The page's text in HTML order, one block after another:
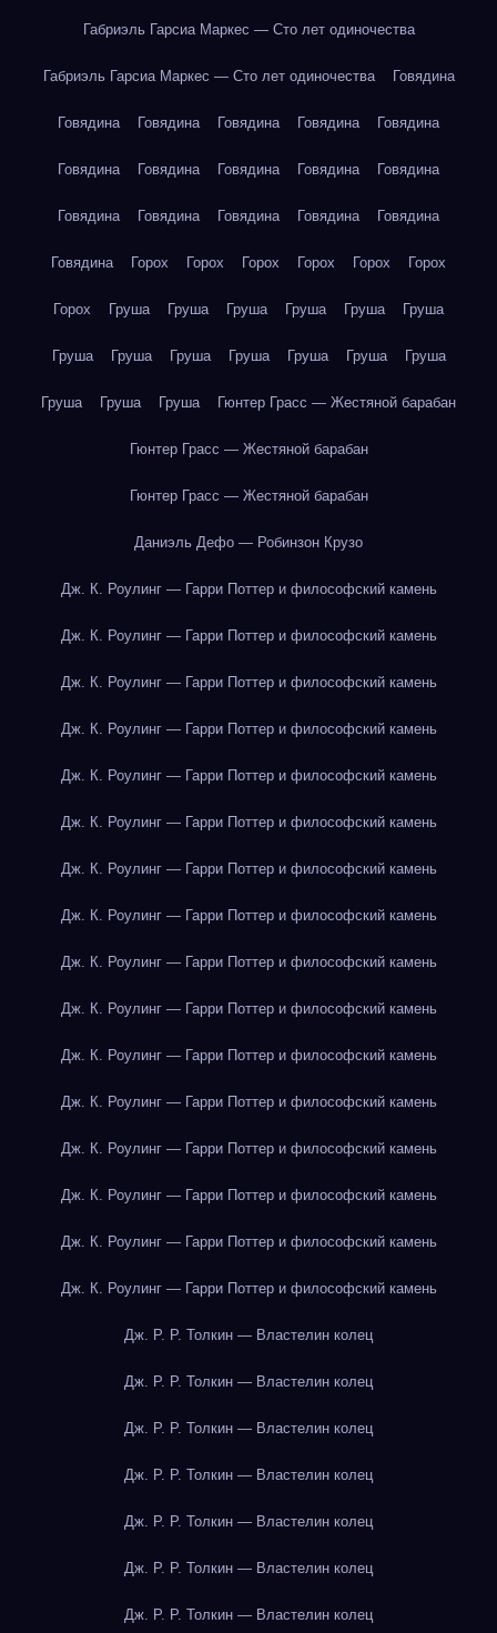
Габриэль Гарсиа Маркес — Сто лет одиночества
Габриэль Гарсиа Маркес — Сто лет одиночества Говядина
Говядина Говядина Говядина Говядина Говядина
Говядина Говядина Говядина Говядина Говядина
Говядина Говядина Говядина Говядина Говядина
Говядина Горох Горох Горох Горох Горох Горох
Горох Груша Груша Груша Груша Груша Груша
Груша Груша Груша Груша Груша Груша Груша
Груша Груша Груша Гюнтер Грасс — Жестяной барабан
Гюнтер Грасс — Жестяной барабан
Гюнтер Грасс — Жестяной барабан
Даниэль Дефо — Робинзон Крузо
Дж. К. Роулинг — Гарри Поттер и философский камень
Дж. К. Роулинг — Гарри Поттер и философский камень
Дж. К. Роулинг — Гарри Поттер и философский камень
Дж. К. Роулинг — Гарри Поттер и философский камень
Дж. К. Роулинг — Гарри Поттер и философский камень
Дж. К. Роулинг — Гарри Поттер и философский камень
Дж. К. Роулинг — Гарри Поттер и философский камень
Дж. К. Роулинг — Гарри Поттер и философский камень
Дж. К. Роулинг — Гарри Поттер и философский камень
Дж. К. Роулинг — Гарри Поттер и философский камень
Дж. К. Роулинг — Гарри Поттер и философский камень
Дж. К. Роулинг — Гарри Поттер и философский камень
Дж. К. Роулинг — Гарри Поттер и философский камень
Дж. К. Роулинг — Гарри Поттер и философский камень
Дж. К. Роулинг — Гарри Поттер и философский камень
Дж. К. Роулинг — Гарри Поттер и философский камень
Дж. Р. Р. Толкин — Властелин колец
Дж. Р. Р. Толкин — Властелин колец
Дж. Р. Р. Толкин — Властелин колец
Дж. Р. Р. Толкин — Властелин колец
Дж. Р. Р. Толкин — Властелин колец
Дж. Р. Р. Толкин — Властелин колец
Дж. Р. Р. Толкин — Властелин колец